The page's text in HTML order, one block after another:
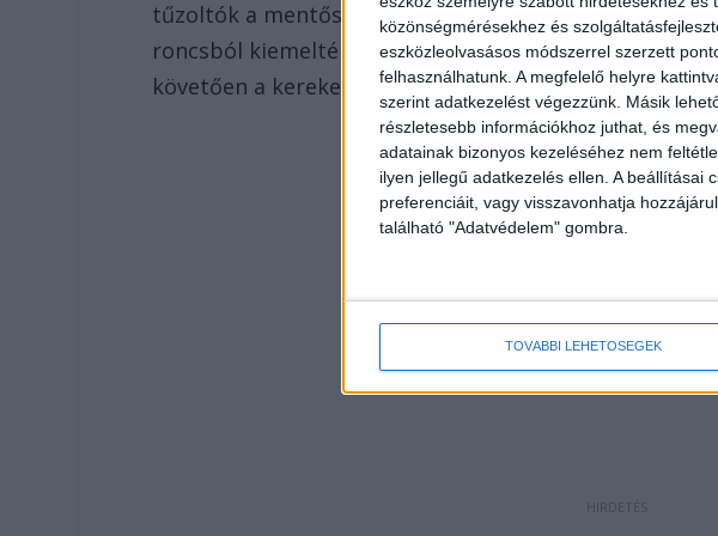
közönségmérésekhez és
eszközleolvasásos módszerrel szerzett
felhasználhatunk. A megfelelő helyre
szerint adatkezelést végezzünk. Másik
részletesebb információkhoz juthat, és
adatainak bizonyos kezeléséhez nem
ilyen jellegű adatkezelés ellen. A beállításai
preferenciáit, vagy visszavonhatja
található "Adatvédelem" gombra.
TOVÁBBI LEHETŐSÉGEK
tűzoltók a mentőszolgálat szakembereivel
roncsból kiemelték, majd a tűzoltók
követően a kerekeire állították a járművet.